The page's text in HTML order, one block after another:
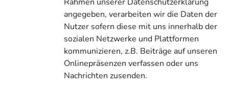
angegeben, verarbeiten wir die Daten der
Nutzer sofern diese mit uns innerhalb der
sozialen Netzwerke und Plattformen
kommunizieren, z.B. Beiträge auf unseren
Onlinepräsenzen verfassen oder uns
Nachrichten zusenden.